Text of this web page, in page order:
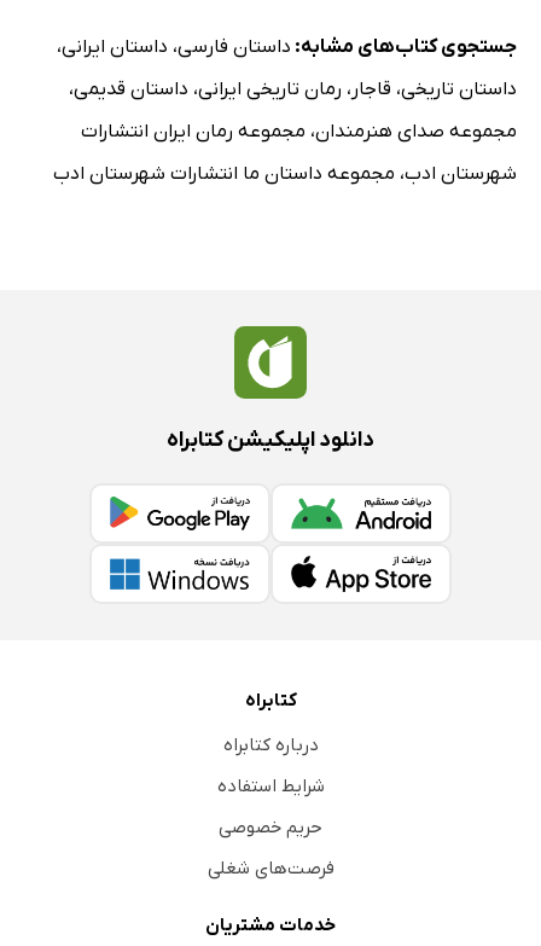
جستجوی کتاب‌های مشابه: داستان فارسی، داستان ایرانی،
داستان تاریخی، قاجار ، رمان تاریخی ایرانی، داستان قدیمی،
مجموعه صدای هنرمندان، مجموعه رمان ایران انتشارات
شهرستان ادب، مجموعه داستان ما انتشارات شهرستان ادب
دانلود اپلیکیشن کتابراه
کتابراه
درباره کتابراه
شرایط استفاده
حریم خصوصی
فرصت‌های شغلی
خدمات مشتریان